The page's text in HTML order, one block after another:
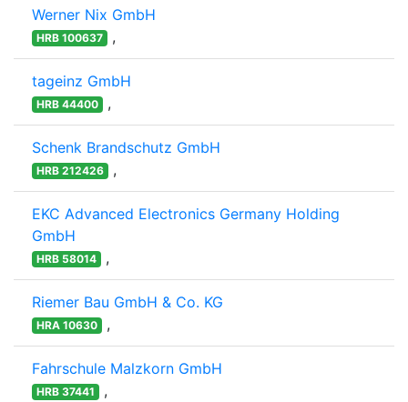
Werner Nix GmbH
HRB 100637 ,
tageinz GmbH
HRB 44400 ,
Schenk Brandschutz GmbH
HRB 212426 ,
EKC Advanced Electronics Germany Holding
GmbH
HRB 58014 ,
Riemer Bau GmbH & Co. KG
HRA 10630 ,
Fahrschule Malzkorn GmbH
HRB 37441 ,